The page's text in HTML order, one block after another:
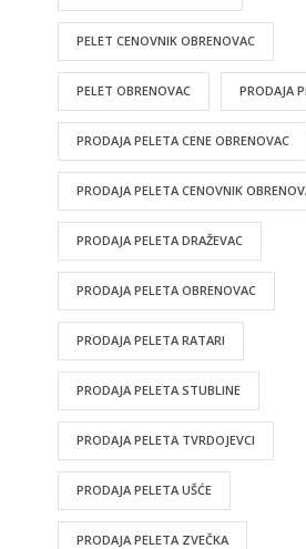
PELET CENOVNIK OBRENOVAC
PELET OBRENOVAC PRODAJA
PRODAJA PELETA CENE OBRENOVAC
PRODAJA PELETA CENOVNIK
PRODAJA PELETA DRAŽEVAC
PRODAJA PELETA OBRENOVAC
PRODAJA PELETA RATARI
PRODAJA PELETA STUBLINE
PRODAJA PELETA TVRDOJEVCI
PRODAJA PELETA UŠĆE
PRODAJA PELETA ZVEČKA